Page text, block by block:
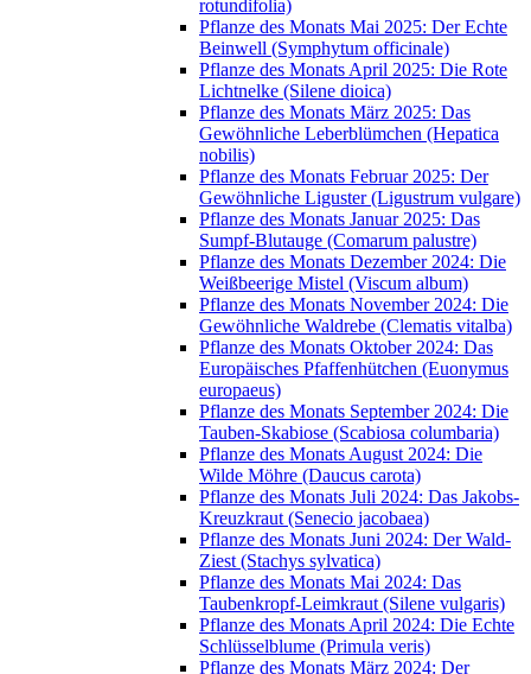
rotundifolia)
Pflanze des Monats Mai 2025: Der Echte
Beinwell (Symphytum officinale)
Pflanze des Monats April 2025: Die Rote
Lichtnelke (Silene dioica)
Pflanze des Monats März 2025: Das
Gewöhnliche Leberblümchen (Hepatica
nobilis)
Pflanze des Monats Februar 2025: Der
Gewöhnliche Liguster (Ligustrum vulgare)
Pflanze des Monats Januar 2025: Das
Sumpf-Blutauge (Comarum palustre)
Pflanze des Monats Dezember 2024: Die
Weißbeerige Mistel (Viscum album)
Pflanze des Monats November 2024: Die
Gewöhnliche Waldrebe (Clematis vitalba)
Pflanze des Monats Oktober 2024: Das
Europäisches Pfaffenhütchen (Euonymus
europaeus)
Pflanze des Monats September 2024: Die
Tauben-Skabiose (Scabiosa columbaria)
Pflanze des Monats August 2024: Die
Wilde Möhre (Daucus carota)
Pflanze des Monats Juli 2024: Das Jakobs-
Kreuzkraut (Senecio jacobaea)
Pflanze des Monats Juni 2024: Der Wald-
Ziest (Stachys sylvatica)
Pflanze des Monats Mai 2024: Das
Taubenkropf-Leimkraut (Silene vulgaris)
Pflanze des Monats April 2024: Die Echte
Schlüsselblume (Primula veris)
Pflanze des Monats März 2024: Der